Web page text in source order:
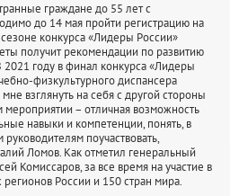
граждане до 55 лет с
до 14 мая пройти регистрацию на
конкурса «Лидеры России»
получит рекомендации по развитию
2021 году в финал конкурса «Лидеры
физкультурного диспансера
взглянуть на себя с другой стороны
мероприятии – отличная возможность
навыки и компетенции, понять, в
поучаствовать,
Ломов. Как отметил генеральный
Комиссаров, за все время на участие в
России и 150 стран мира.